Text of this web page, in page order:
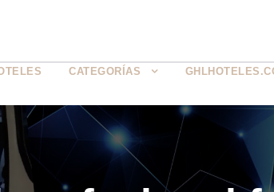
CATEGORÍAS